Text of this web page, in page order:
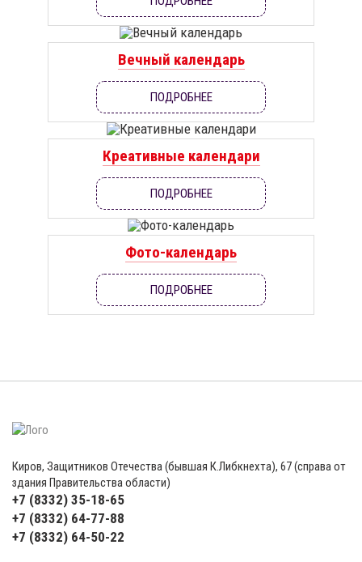
Вечный календарь
ПОДРОБНЕЕ
Креативные календари
ПОДРОБНЕЕ
Фото-календарь
ПОДРОБНЕЕ
Киров, Защитников Отечества (бывшая К.Либкнехта), 67 (справа от
здания Правительства области)
+7 (8332) 35-18-65
+7 (8332) 64-77-88
+7 (8332) 64-50-22